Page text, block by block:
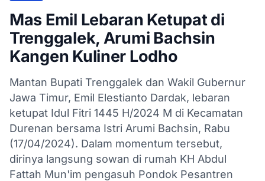
Mas Emil Lebaran Ketupat di
Trenggalek, Arumi Bachsin
Kangen Kuliner Lodho
Mantan Bupati Trenggalek dan Wakil Gubernur
Jawa Timur, Emil Elestianto Dardak, lebaran
ketupat Idul Fitri 1445 H/2024 M di Kecamatan
Durenan bersama Istri Arumi Bachsin, Rabu
(17/04/2024). Dalam momentum tersebut,
dirinya langsung sowan di rumah KH Abdul
Fattah Mun'im pengasuh Pondok Pesantren